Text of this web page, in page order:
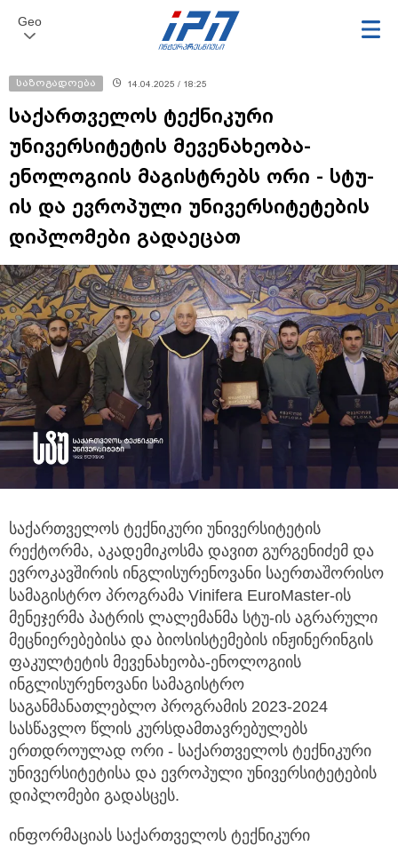
Geo
საზოგადოება 14.04.2025 / 18:25
საქართველოს ტექნიკური
უნივერსიტეტის მევენახეობა-
ენოლოგიის მაგისტრებს ორი - სტუ-
ის და ევროპული უნივერსიტეტების
დიპლომები გადაეცათ
საქართველოს ტექნიკური უნივერსიტეტის
რექტორმა, აკადემიკოსმა დავით გურგენიძემ და
ევროკავშირის ინგლისურენოვანი საერთაშორისო
სამაგისტრო პროგრამა Vinifera EuroMaster-ის
მენეჯერმა პატრის ლალემანმა სტუ-ის აგრარული
მეცნიერებებისა და ბიოსისტემების ინჟინერინგის
ფაკულტეტის მევენახეობა-ენოლოგიის
ინგლისურენოვანი სამაგისტრო
საგანმანათლებლო პროგრამის 2023-2024
სასწავლო წლის კურსდამთავრებულებს
ერთდროულად ორი - საქართველოს ტექნიკური
უნივერსიტეტისა და ევროპული უნივერსიტეტების
დიპლომები გადასცეს.
ინფორმაციას საქართველოს ტექნიკური